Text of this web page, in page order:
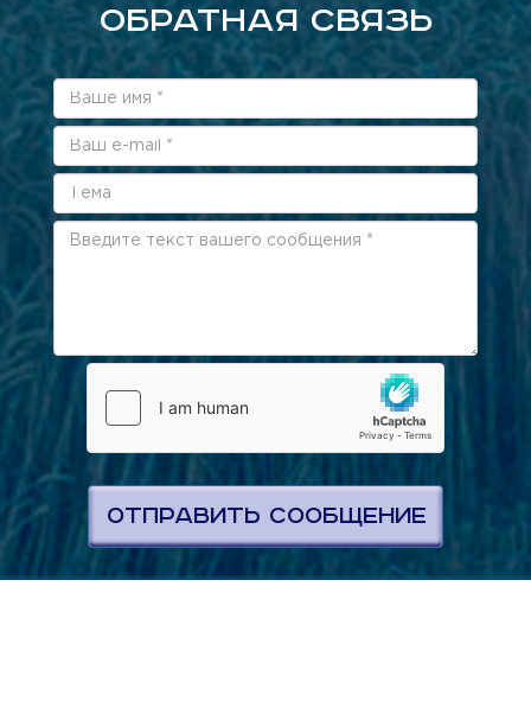
ОБРАТНАЯ СВЯЗЬ